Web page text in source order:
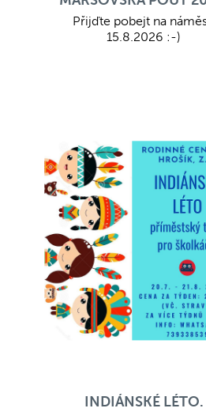
Přijďte pobejt na
15.8.2026 :-)
INDIÁNSKÉ LÉTO.